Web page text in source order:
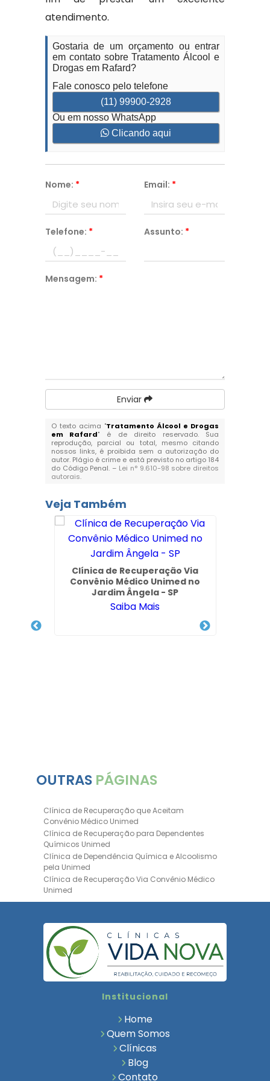
atendimento.
Gostaria de um orçamento ou entrar
em contato sobre Tratamento Álcool e
Drogas em Rafard?
Fale conosco pelo telefone
(11) 99900-2928
Ou em nosso WhatsApp
Clicando aqui
Nome: * Email: *
Telefone: * Assunto: *
Mensagem: *
Enviar
O texto acima "Tratamento Álcool e Drogas
em Rafard" é de direito reservado. Sua
reprodução, parcial ou total, mesmo citando
nossos links, é proibida sem a autorização do
autor. Plágio é crime e está previsto no artigo 184
do Código Penal. – Lei n° 9.610-98 sobre direitos
autorais.
Veja Também
Clínica de Recuperação Via
Convênio Médico Unimed no
Jardim Ângela - SP
Saiba Mais
OUTRAS PÁGINAS
Clínica de Recuperação que Aceitam
Convênio Médico Unimed
Clínica de Recuperação para Dependentes
Químicos Unimed
Clínica de Dependência Química e Alcoolismo
pela Unimed
Clínica de Recuperação Via Convênio Médico
Unimed
Clínica de Recuperação Convênio Bradesco
Bradesco Saúde
Hospital Psiquiátrico para Dependentes
Químicos Unimed
Internação Unimed para Dependentes
Químicos
Bradesco Saúde
Clinica de Recuperação de Dependentes
Tratamento para Dependência Química e
Institucional
Home
Quem Somos
Clínicas
Blog
Contato